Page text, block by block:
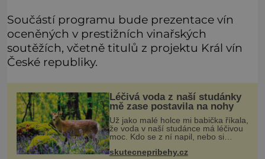
Součástí programu bude prezentace vín
oceněných v prestižních vinařských
soutěžích, včetně titulů z projektu Král vín
České republiky.
Léčivá voda z naší studánky
mě zase postavila na nohy
Už jako malé holce mi babička říkala,
že voda v naší studánce má léčivou
moc. Kdo se z ní napil, nebo si
natrhal bylinky kolem, tomu se
ulevilo. Ráda vzpomínám na své
skutecnepribehy.cz